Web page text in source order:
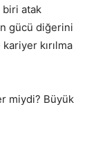
biri atak
gücü diğerini
kırılma
miydi? Büyük